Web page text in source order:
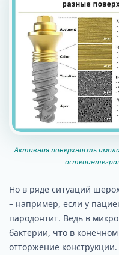
Активная поверхность
Но в ряде ситуаций
– например, если у
пародонтит. Ведь в
бактерии, что в
отторжение